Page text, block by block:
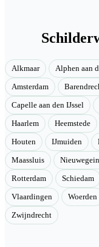
Alkmaar Alphen aan
Amsterdam
Capelle aan den IJssel
Haarlem Heemstede
Houten IJmuiden
Maassluis Nieuwegein
Rotterdam Schiedam
Vlaardingen Woerden
Zwijndrecht